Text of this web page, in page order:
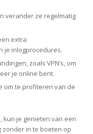
verander ze regelmatig
extra
je inlogprocedures.
zoals VPN’s, om
je online bent.
om te profiteren van de
kun je genieten van een
zonder in te boeten op